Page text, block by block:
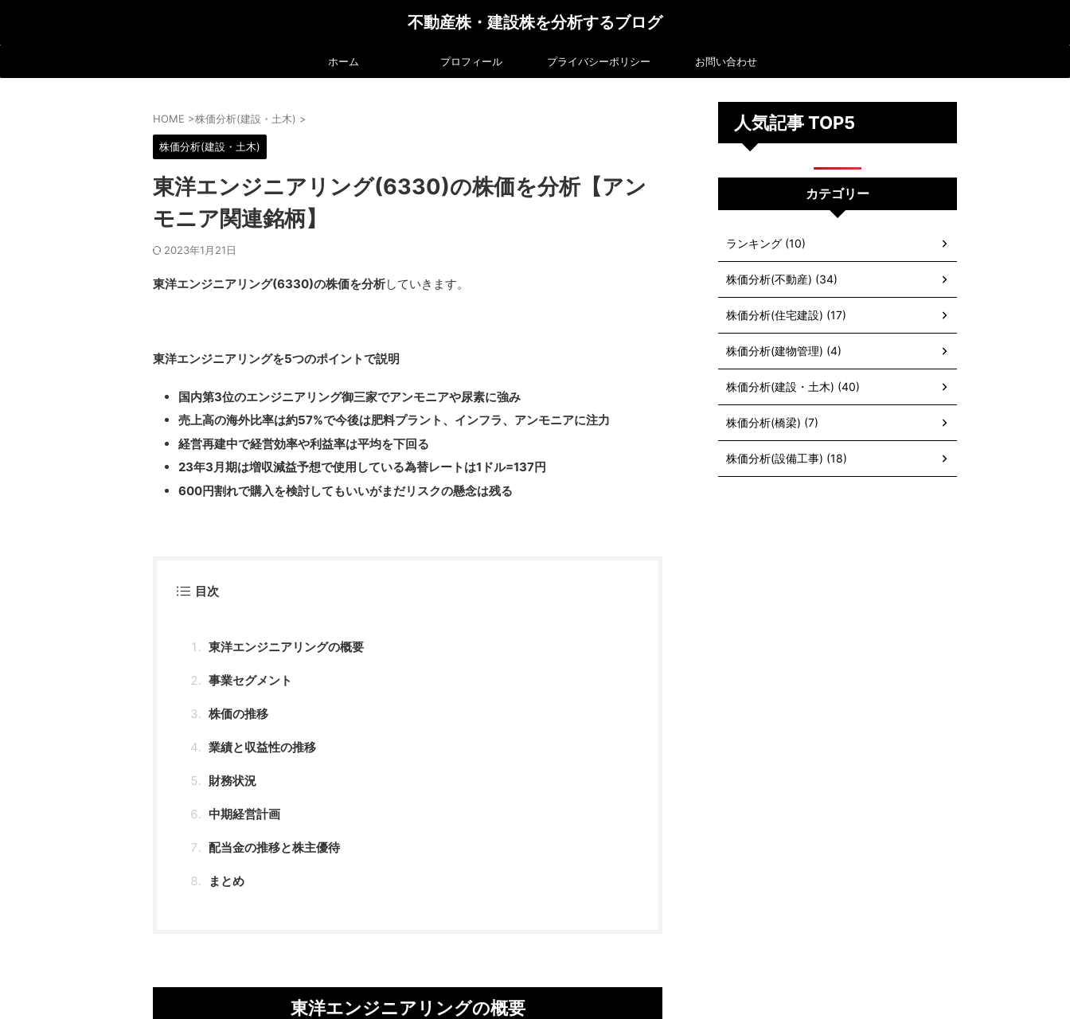
不動産株・建設株を分析するブログ
ホーム プロフィール プライバシーポリシー お問い合わせ
HOME >株価分析(建設・土木) >
株価分析(建設・土木)
東洋エンジニアリング(6330)の株価を分析【アン
モニア関連銘柄】
2023年1月21日
東洋エンジニアリング(6330)の株価を分析していきます。
東洋エンジニアリングを5つのポイントで説明
国内第3位のエンジニアリング御三家でアンモニアや尿素に強み
売上高の海外比率は約57%で今後は肥料プラント、インフラ、アンモニアに注力
経営再建中で経営効率や利益率は平均を下回る
23年3月期は増収減益予想で使用している為替レートは1ドル=137円
600円割れで購入を検討してもいいがまだリスクの懸念は残る
目次
東洋エンジニアリングの概要
事業セグメント
株価の推移
業績と収益性の推移
財務状況
中期経営計画
配当金の推移と株主優待
まとめ
東洋エンジニアリングの概要
人気記事 TOP5
カテゴリー
ランキング (10)
株価分析(不動産) (34)
株価分析(住宅建設) (17)
株価分析(建物管理) (4)
株価分析(建設・土木) (40)
株価分析(橋梁) (7)
株価分析(設備工事) (18)